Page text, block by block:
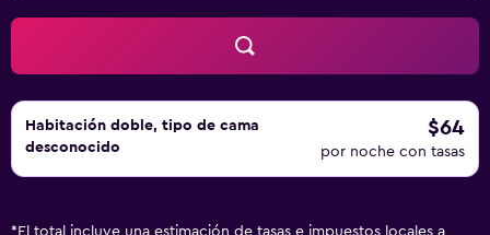
Habitación doble, tipo de cama
desconocido
$64
por noche con tasas
* El total incluye una estimación de tasas e impuestos locales a